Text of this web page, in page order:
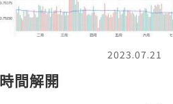
2023.07.21
間解開